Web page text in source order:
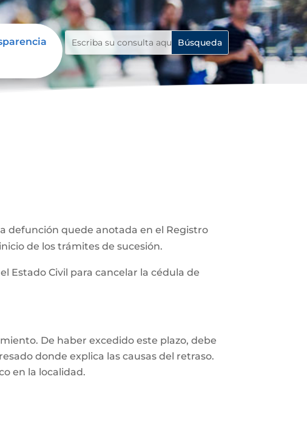
defunción quede anotada en el Registro
de los trámites de sucesión.
Estado Civil para cancelar la cédula de
De haber excedido este plazo, debe
donde explica las causas del retraso.
en la localidad.